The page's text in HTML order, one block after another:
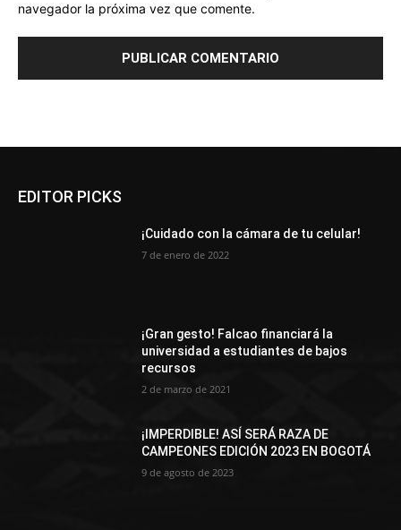
navegador la próxima vez que comente.
EDITOR PICKS
¡Cuidado con la cámara de tu celular!
7 de enero de 2022
¡Gran gesto! Falcao financiará la
universidad a estudiantes de bajos
recursos
2 de marzo de 2021
¡IMPERDIBLE! ASÍ SERÁ RAZA DE
CAMPEONES EDICIÓN 2023 EN BOGOTÁ
9 de agosto de 2023